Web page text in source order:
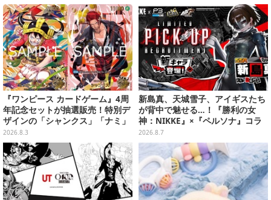
『ワンピース カードゲーム』4周
年記念セットが抽選販売！特別デ
ザインの「シャンクス」「ナミ」
など9枚のプロモカードを収録
2026.8.3
新島真、天城雪子、アイギスたち
が背中で魅せる…！『勝利の女
神：NIKKE』×『ペルソナ』コラ
ボキャラ＆KV解禁
2026.8.7